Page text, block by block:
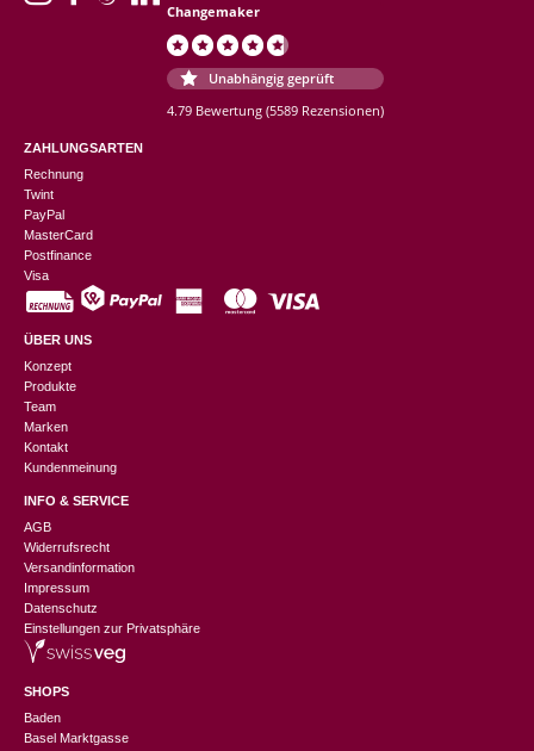
Changemaker
Unabhängig geprüft
4.79 Bewertung (5589 Rezensionen)
ZAHLUNGSARTEN
Rechnung
Twint
PayPal
MasterCard
Postfinance
Visa
ÜBER UNS
Konzept
Produkte
Team
Marken
Kontakt
Kundenmeinung
INFO & SERVICE
AGB
Widerrufsrecht
Versandinformation
Impressum
Datenschutz
Einstellungen zur Privatsphäre
SHOPS
Baden
Basel Marktgasse